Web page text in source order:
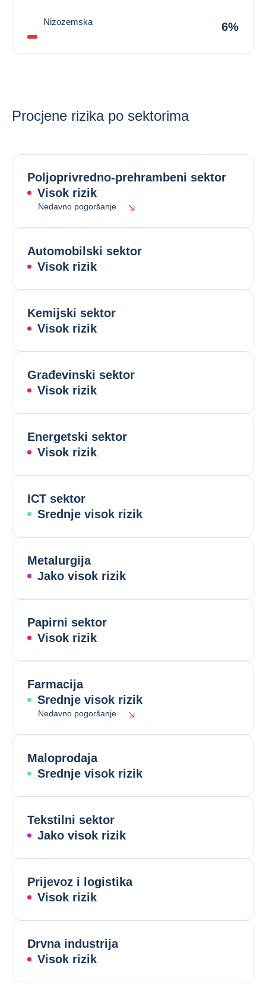
Nizozemska 6%
Procjene rizika po sektorima
Poljoprivredno-prehrambeni sektor
Visok rizik
Nedavno pogoršanje
Automobilski sektor
Visok rizik
Kemijski sektor
Visok rizik
Građevinski sektor
Visok rizik
Energetski sektor
Visok rizik
ICT sektor
Srednje visok rizik
Metalurgija
Jako visok rizik
Papirni sektor
Visok rizik
Farmacija
Srednje visok rizik
Nedavno pogoršanje
Maloprodaja
Srednje visok rizik
Tekstilni sektor
Jako visok rizik
Prijevoz i logistika
Visok rizik
Drvna industrija
Visok rizik